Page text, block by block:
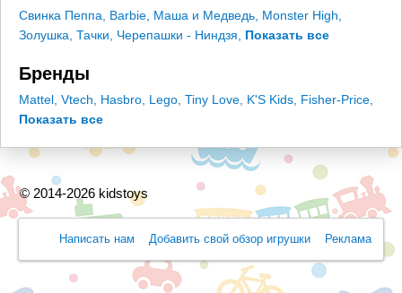
Свинка Пеппа Barbie Маша и Медведь Monster High
Золушка Тачки Черепашки - Ниндзя Показать все
Бренды
Mattel Vtech Hasbro Lego Tiny Love K'S Kids Fisher-Price
Показать все
© 2014-2026 kidstoys
Написать нам Добавить свой обзор игрушки Реклама